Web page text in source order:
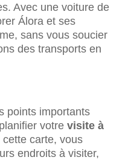
Avec une voiture de
Álora et ses
sans vous soucier
des transports en
points importants
votre visite à
carte, vous
endroits à visiter,